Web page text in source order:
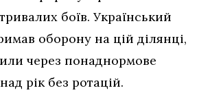
боїв. Український
оборону на цій ділянці,
через понаднормове
рік без ротацій.